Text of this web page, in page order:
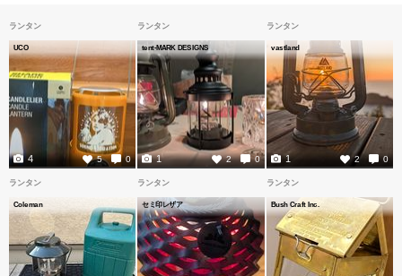
ランタン
UCO
5 0
4
ランタン
tent-MARK DESIGNS
2 0
1
ランタン
vastland
2 0
1
ランタン
Coleman
ランタン
セミ印レザア
ランタン
Bush Craft Inc.